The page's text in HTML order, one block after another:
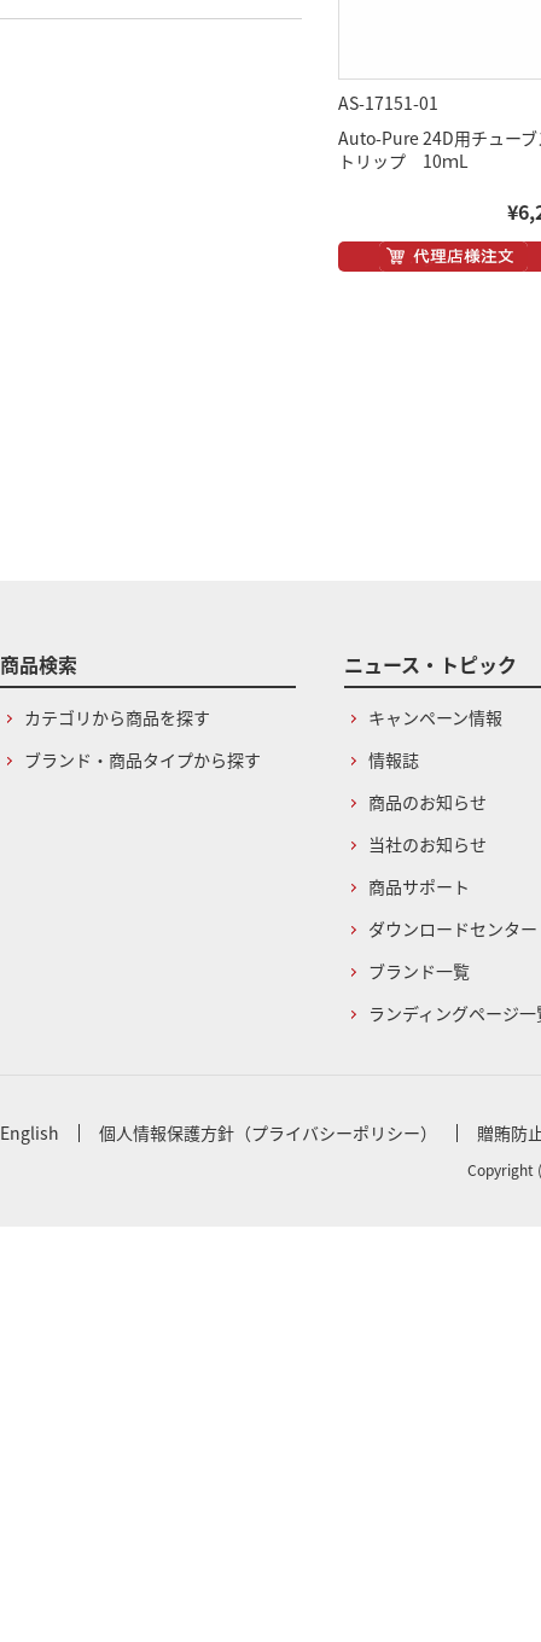
AS-17151-01
Auto-Pure 24D用チュー
トリップ 10ｍL
商品検索
カテゴリから商品を探す
ブランド・商品タイプから探す
ニュース・トピック
キャンペーン情報
情報誌
商品のお知らせ
当社のお知らせ
商品サポート
ダウンロードセンター
ブランド一覧
ランディングページ一
English 個人情報保護方針（プライバシーポリシー） 贈賄防
Copyright